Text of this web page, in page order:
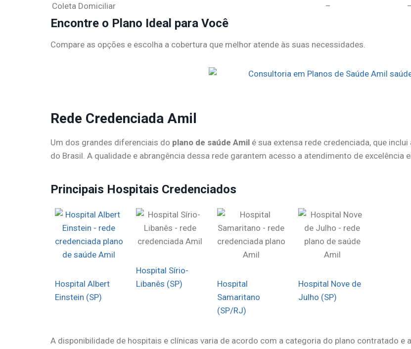
Coleta Domiciliar
– –
Encontre o Plano Ideal para Você
Compare as opções e escolha a cobertura que melhor atende às suas necessidades.
Rede Credenciada Amil
Um dos grandes diferenciais do plano de saúde Amil é sua extensa rede credenciada, que
do Brasil. A qualidade e abrangência dessa rede garantem acesso a atendimento de excelência
Principais Hospitais Credenciados
Hospital Albert
Einstein (SP)
Hospital Sírio-
Libanês (SP)
Hospital
Samaritano
(SP/RJ)
Hospital Nove de
Julho (SP)
A disponibilidade de hospitais e clínicas varia de acordo com a categoria do plano contratado e